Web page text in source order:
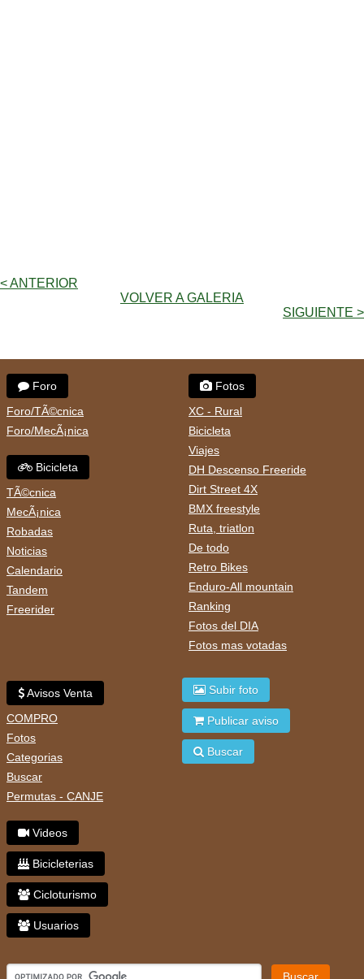
< ANTERIOR
VOLVER A GALERIA
SIGUIENTE >
Foro
Foro/TÃ©cnica
Foro/MecÃ¡nica
Bicicleta
TÃ©cnica
MecÃ¡nica
Robadas
Noticias
Calendario
Tandem
Freerider
Fotos
XC - Rural
Bicicleta
Viajes
DH Descenso Freeride
Dirt Street 4X
BMX freestyle
Ruta, triatlon
De todo
Retro Bikes
Enduro-All mountain
Ranking
Fotos del DIA
Fotos mas votadas
Avisos Venta
COMPRO
Fotos
Categorias
Buscar
Permutas - CANJE
Videos
Bicicleterias
Cicloturismo
Usuarios
Subir foto
Publicar aviso
Buscar
Buscar